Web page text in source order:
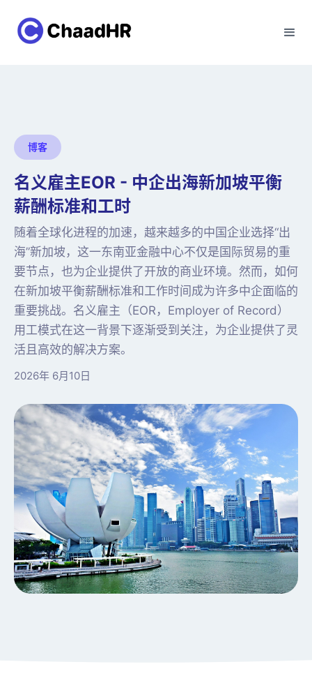
博客
名义雇主EOR - 中企出海新加坡平衡
薪酬标准和工时
随着全球化进程的加速，越来越多的中国企业选择“出
海”新加坡，这一东南亚金融中心不仅是国际贸易的重
要节点，也为企业提供了开放的商业环境。然而，如何
在新加坡平衡薪酬标准和工作时间成为许多中企面临的
重要挑战。名义雇主（EOR，Employer of Record）
用工模式在这一背景下逐渐受到关注，为企业提供了灵
活且高效的解决方案。
2026年 6月10日